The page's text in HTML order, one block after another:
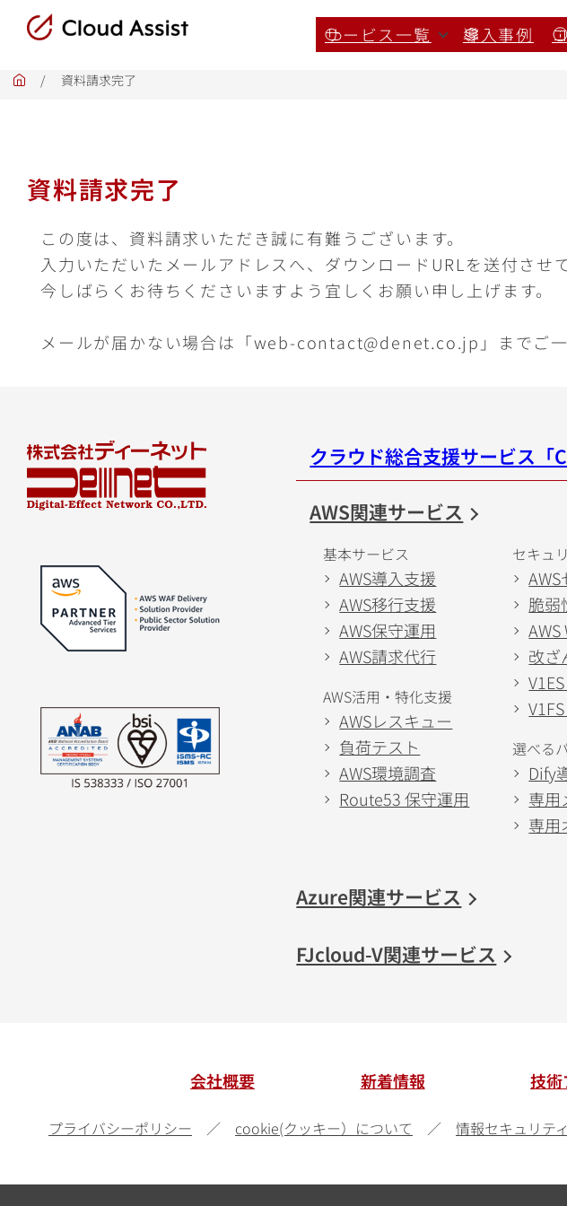
サービス一覧 導入事例
/ 資料請求完了
資料請求完了
この度は、資料請求いただき誠に有難うございます。
入力いただいたメールアドレスへ、ダウンロードURLを送付させ
今しばらくお待ちくださいますよう宜しくお願い申し上げます。
メールが届かない場合は「web-contact@denet.co.jp」までご一
クラウド総合支援サービス「
AWS関連サービス
基本サービス
AWS導入支援
AWS移行支援
AWS保守運用
AWS請求代行
AWS活用・特化支援
AWSレスキュー
負荷テスト
AWS環境調査
Route53 保守運用
セキュ
脆弱
改ざ
選べる
Dify
専用
専用
Azure関連サービス
FJcloud-V関連サービス
会社概要 新着情報 技
プライバシーポリシー cookie(クッキー）について 情報セキュリテ